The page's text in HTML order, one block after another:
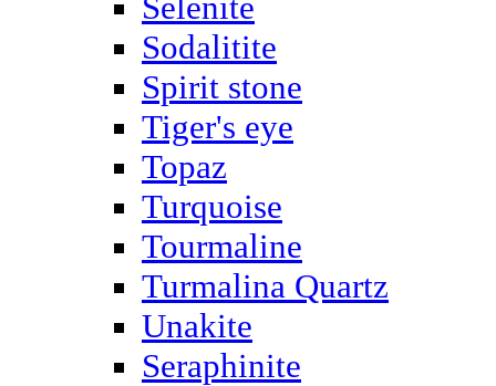
Sodalitite
Spirit stone
Tiger's eye
Topaz
Turquoise
Tourmaline
Turmalina Quartz
Unakite
Seraphinite